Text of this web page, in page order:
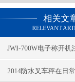
相关文
RELEVANT
JWI-700W电子称开机
2014防水叉车秤在日